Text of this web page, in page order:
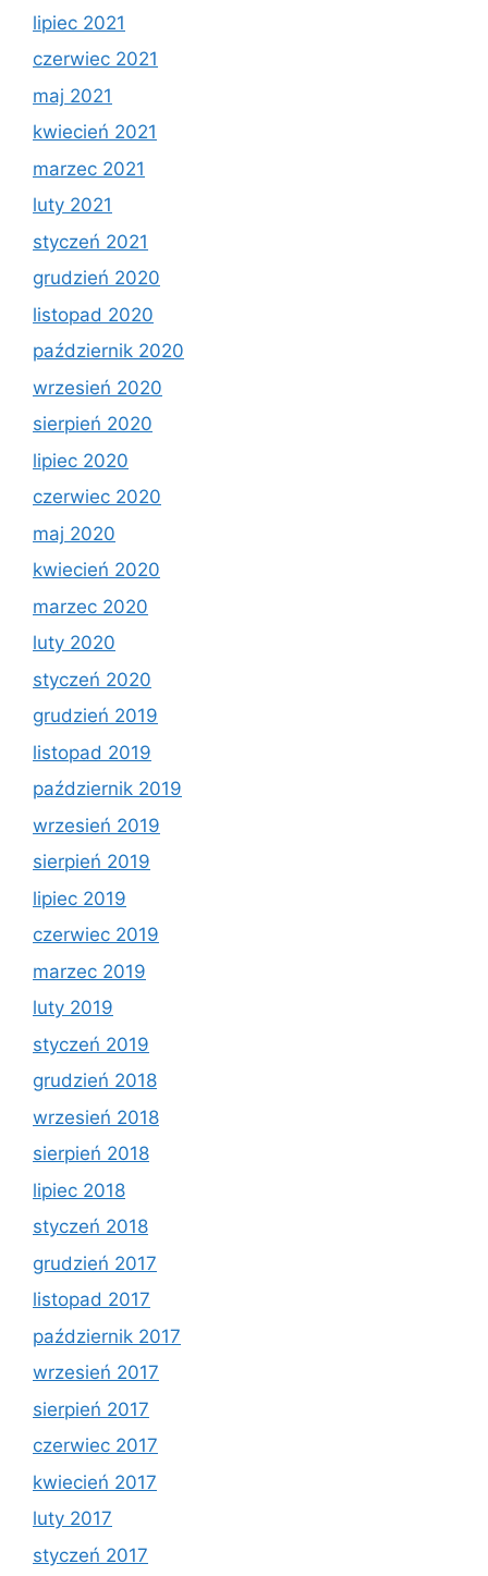
lipiec 2021
czerwiec 2021
maj 2021
kwiecień 2021
marzec 2021
luty 2021
styczeń 2021
grudzień 2020
listopad 2020
październik 2020
wrzesień 2020
sierpień 2020
lipiec 2020
czerwiec 2020
maj 2020
kwiecień 2020
marzec 2020
luty 2020
styczeń 2020
grudzień 2019
listopad 2019
październik 2019
wrzesień 2019
sierpień 2019
lipiec 2019
czerwiec 2019
marzec 2019
luty 2019
styczeń 2019
grudzień 2018
wrzesień 2018
sierpień 2018
lipiec 2018
styczeń 2018
grudzień 2017
listopad 2017
październik 2017
wrzesień 2017
sierpień 2017
czerwiec 2017
kwiecień 2017
luty 2017
styczeń 2017